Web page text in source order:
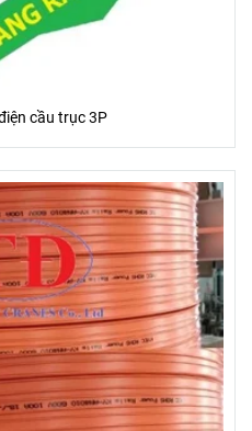
cầu trục 3P